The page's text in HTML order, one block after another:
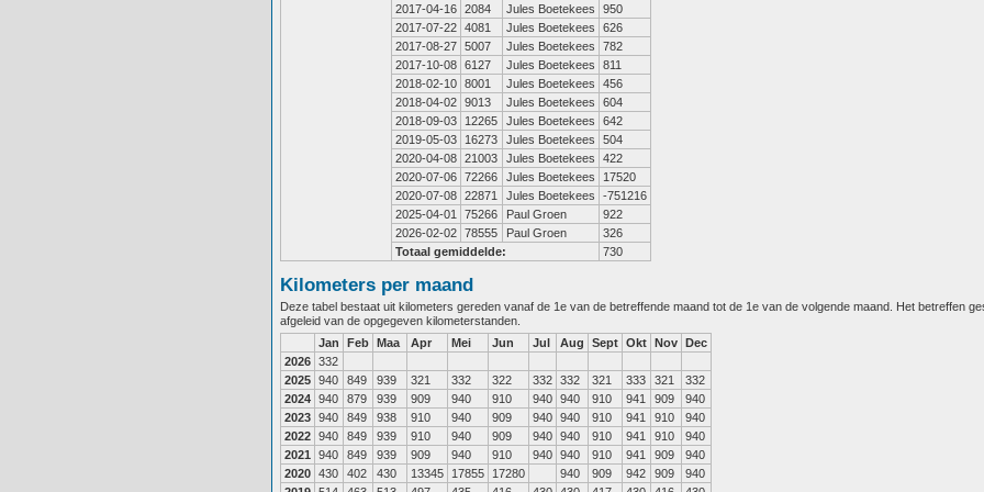
2017-04-16 2084 Jules Boetekees
950
2017-07-22 4081 Jules Boetekees
626
2017-08-27 5007 Jules Boetekees
782
2017-10-08 6127 Jules Boetekees
811
2018-02-10 8001 Jules Boetekees
456
2018-04-02 9013 Jules Boetekees
604
2018-09-03
12265 Jules Boetekees
642
2019-05-03
16273 Jules Boetekees
504
2020-04-08 21003 Jules Boetekees
422
2020-07-06 72266 Jules Boetekees
17520
2020-07-08 22871 Jules Boetekees
-751216
2025-04-01
75266 Paul Groen
922
2026-02-02 78555 Paul Groen
326
Totaal gemiddelde:
730
Kilometers per maand
Deze tabel bestaat uit kilometers gereden vanaf de 1e van de betreffende maand tot de 1e van de volgende maand. Het betreffen
afgeleid van de opgegeven kilometerstanden.
Jan
Feb Maa Apr Mei Jun Jul Aug Sept Okt Nov Dec
2026 332
2025 940 849 939 321 332 322 332 332 321 333 321
332
2024 940 879 939 909 940 910 940 940 910 941 909
940
2023 940 849 938 910 940 909 940 940 910 941 910
940
2022 940 849 939 910 940 909 940 940 910 941 910
940
2021
940 849 939 909 940 910 940 940 910 941 909
940
2020 430 402 430 13345 17855 17280 940 909 942 909
940